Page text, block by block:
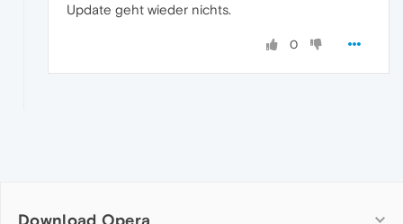
Update geht wieder nichts.
0
Download Opera